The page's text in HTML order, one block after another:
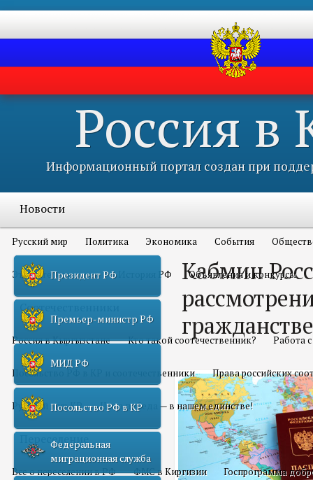
Россия в
Информационный портал создан при
Новости
Русский мир Политика Экономика События
Это интересно всем История РФ Объявления и конкурсы
Соотечественники
Россия в Кыргызстане Кто такой соотечественник? Работа
Посольство РФ в КР и соотечественники Права российских
Русский мир КР Наша победа — в нашем единстве!
Переселение
Все о переселении в РФ ФМС в Киргизии Госпрограмма
Президент РФ
Премьер-министр РФ
МИД РФ
Посольство РФ в КР
Федеральная
миграционная служба
Кабмин